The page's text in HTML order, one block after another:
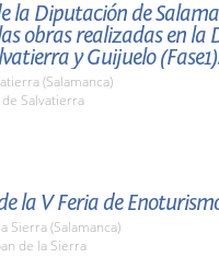
la Diputación de
obras realizadas en la
y Guijuelo
(Salamanca)
de Salvatierra
la V Feria de
Sierra (Salamanca)
de la Sierra